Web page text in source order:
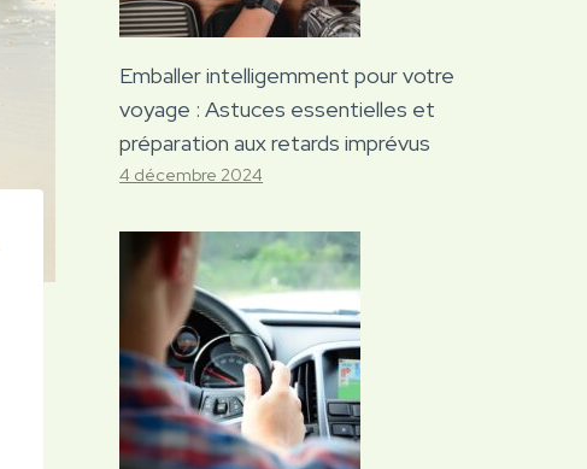
Emballer intelligemment pour votre
voyage : Astuces essentielles et
préparation aux retards imprévus
4 décembre 2024